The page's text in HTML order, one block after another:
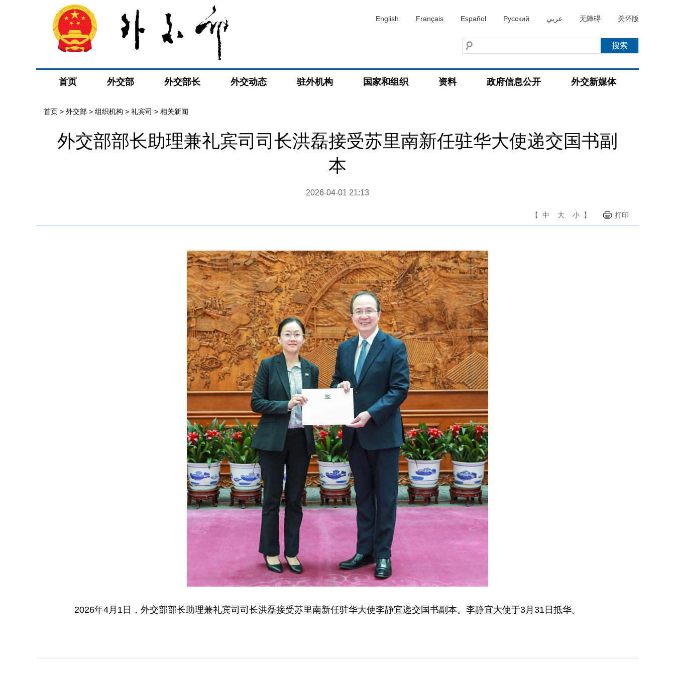
English Français Español Русский عربي 无障碍 关怀版
首页 外交部 外交部长 外交动态 驻外机构 国家和组织 资料 政府信息公开 外交新媒体
首页 > 外交部 > 组织机构 > 礼宾司 > 相关新闻
外交部部长助理兼礼宾司司长洪磊接受苏里南新任驻华大使递交国书副
本
2026-04-01 21:13
【 中 大 小 】 打印
2026年4月1日，外交部部长助理兼礼宾司司长洪磊接受苏里南新任驻华大使李静宜递交国书副本。李静宜大使于3月31日抵华。